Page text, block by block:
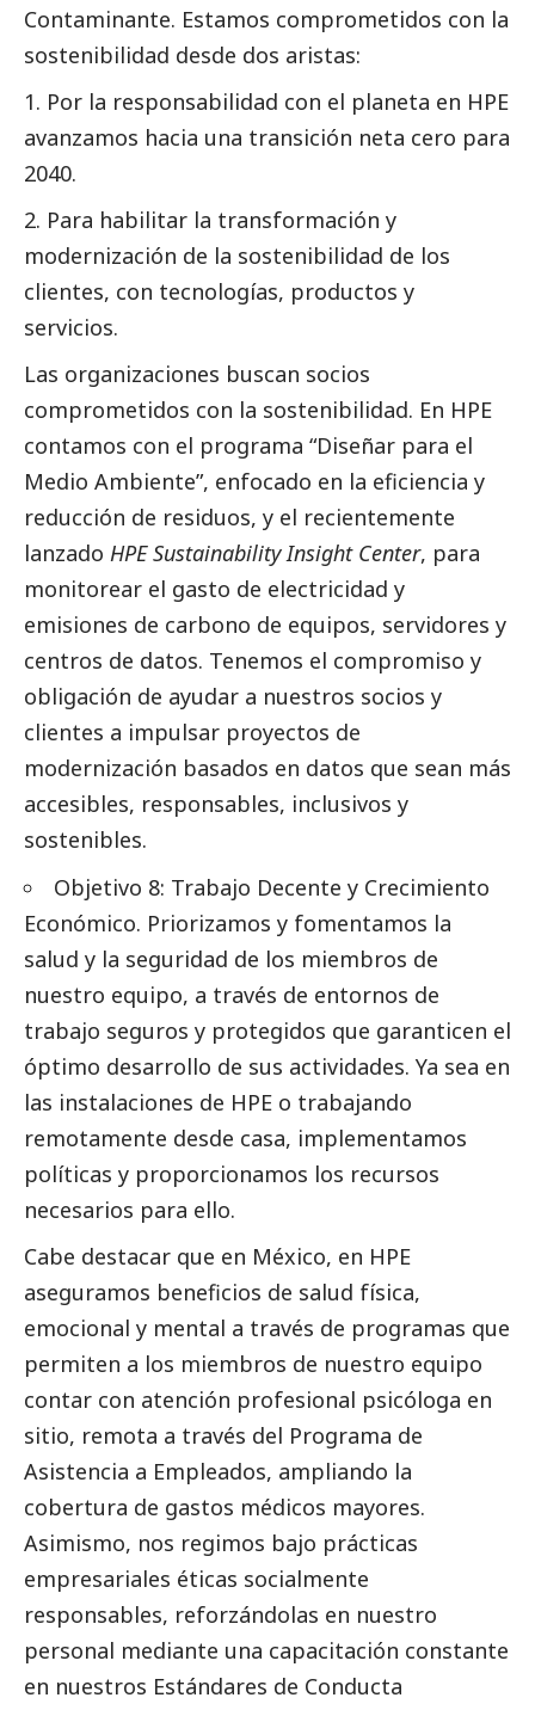
Contaminante. Estamos comprometidos con la
sostenibilidad desde dos aristas:
Por la responsabilidad con el planeta en HPE
avanzamos hacia una transición neta cero para
2040.
Para habilitar la transformación y
modernización de la sostenibilidad de los
clientes, con tecnologías, productos y
servicios.
Las organizaciones buscan socios
comprometidos con la sostenibilidad. En HPE
contamos con el programa “Diseñar para el
Medio Ambiente”, enfocado en la eficiencia y
reducción de residuos, y el recientemente
lanzado HPE Sustainability Insight Center, para
monitorear el gasto de electricidad y
emisiones de carbono de equipos, servidores y
centros de datos. Tenemos el compromiso y
obligación de ayudar a nuestros socios y
clientes a impulsar proyectos de
modernización basados en datos que sean más
accesibles, responsables, inclusivos y
sostenibles.
Objetivo 8: Trabajo Decente y Crecimiento
Económico. Priorizamos y fomentamos la
salud y la seguridad de los miembros de
nuestro equipo, a través de entornos de
trabajo seguros y protegidos que garanticen el
óptimo desarrollo de sus actividades. Ya sea en
las instalaciones de HPE o trabajando
remotamente desde casa, implementamos
políticas y proporcionamos los recursos
necesarios para ello.
Cabe destacar que en México, en HPE
aseguramos beneficios de salud física,
emocional y mental a través de programas que
permiten a los miembros de nuestro equipo
contar con atención profesional psicóloga en
sitio, remota a través del Programa de
Asistencia a Empleados, ampliando la
cobertura de gastos médicos mayores.
Asimismo, nos regimos bajo prácticas
empresariales éticas socialmente
responsables, reforzándolas en nuestro
personal mediante una capacitación constante
en nuestros Estándares de Conducta